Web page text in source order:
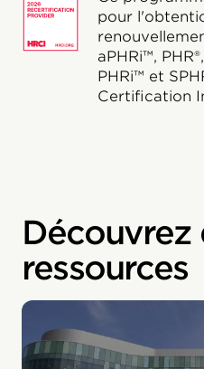
pour
aPHRi™,
PHRi™ et
Certification
Découvrez
ressources